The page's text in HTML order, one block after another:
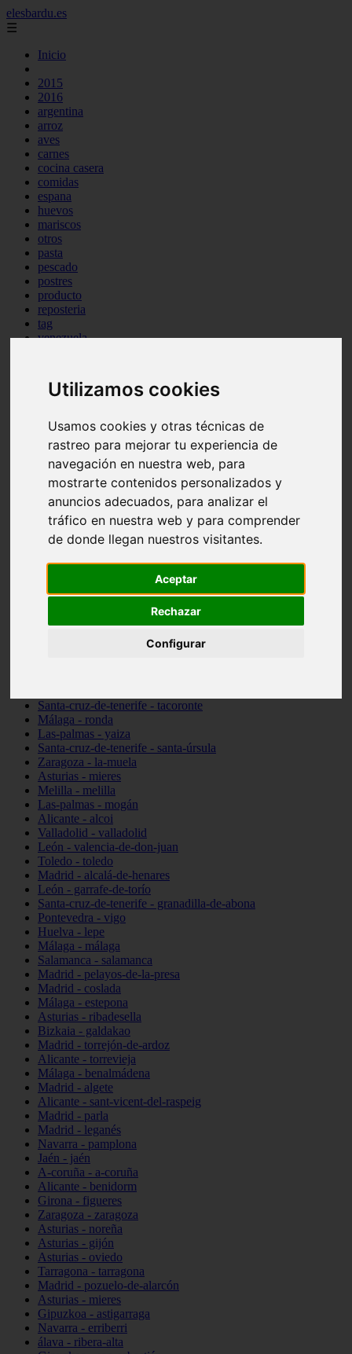
Utilizamos cookies
Usamos cookies y otras técnicas de
rastreo para mejorar tu experiencia de
navegación en nuestra web, para
mostrarte contenidos personalizados y
anuncios adecuados, para analizar el
tráfico en nuestra web y para comprender
de donde llegan nuestros visitantes.
Aceptar
Rechazar
Configurar
elesbardu.es
☰
Inicio
2015
2016
argentina
arroz
aves
carnes
cocina casera
comidas
espana
huevos
mariscos
otros
pasta
pescado
postres
producto
reposteria
tag
venezuela
Madrid - pozuelo-de-alarcón
Teruel - sarrión
Illes-balears - inca
Málaga - torremolinos
Asturias - oviedo
Cádiz - el-puerto-de-santa-maría
Toledo - illescas
álava - vitoria-gasteiz
Málaga - marbella
Zaragoza - zaragoza
Barcelona - barcelona
Pontevedra - lalín
Cantabria - val-de-san-vicente
Santa-cruz-de-tenerife - tacoronte
Málaga - ronda
Las-palmas - yaiza
Santa-cruz-de-tenerife - santa-úrsula
Zaragoza - la-muela
Asturias - mieres
Melilla - melilla
Las-palmas - mogán
Alicante - alcoi
Valladolid - valladolid
León - valencia-de-don-juan
Toledo - toledo
Madrid - alcalá-de-henares
León - garrafe-de-torío
Santa-cruz-de-tenerife - granadilla-de-abona
Pontevedra - vigo
Huelva - lepe
Málaga - málaga
Salamanca - salamanca
Madrid - pelayos-de-la-presa
Madrid - coslada
Málaga - estepona
Asturias - ribadesella
Bizkaia - galdakao
Madrid - torrejón-de-ardoz
Alicante - torrevieja
Málaga - benalmádena
Madrid - algete
Alicante - sant-vicent-del-raspeig
Madrid - parla
Madrid - leganés
Navarra - pamplona
Jaén - jaén
A-coruña - a-coruña
Alicante - benidorm
Girona - figueres
Zaragoza - zaragoza
Asturias - noreña
Asturias - gijón
Asturias - oviedo
Tarragona - tarragona
Madrid - pozuelo-de-alarcón
Asturias - mieres
Gipuzkoa - astigarraga
Navarra - erriberri
álava - ribera-alta